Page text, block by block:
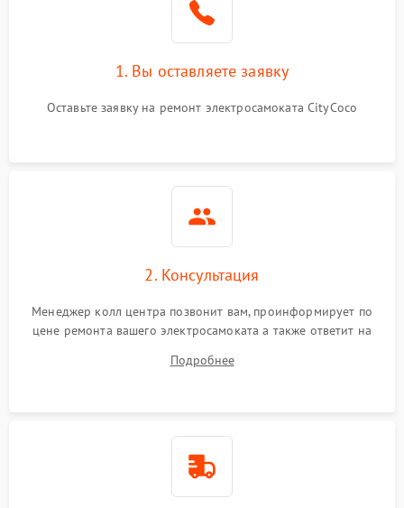
1. Вы оставляете заявку
Оставьте заявку на ремонт электросамоката CityCoco
2. Консультация
Менеджер колл центра позвонит вам, проинформирует по
цене ремонта вашего электросамоката а также ответит на
Подробнее